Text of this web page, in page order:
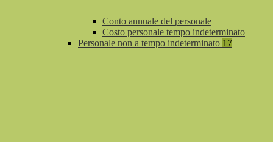
Conto annuale del personale
Costo personale tempo indeterminato
Personale non a tempo indeterminato 17